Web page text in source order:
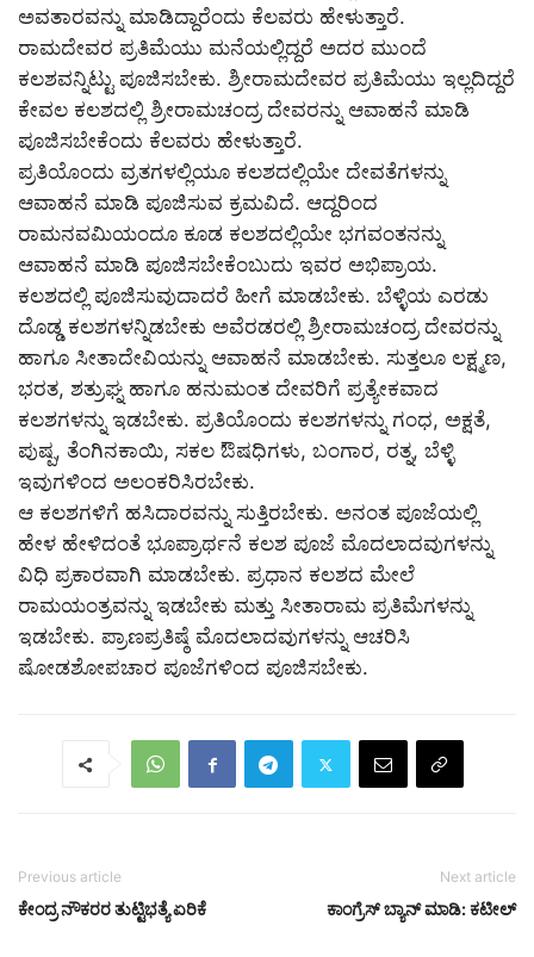
ಅವತಾರವನ್ನು ಮಾಡಿದ್ದಾರೆಂದು ಕೆಲವರು ಹೇಳುತ್ತಾರೆ.
ರಾಮದೇವರ ಪ್ರತಿಮೆಯು ಮನೆಯಲ್ಲಿದ್ದರೆ ಅದರ ಮುಂದೆ
ಕಲಶವನ್ನಿಟ್ಟು ಪೂಜಿಸಬೇಕು. ಶ್ರೀರಾಮದೇವರ ಪ್ರತಿಮೆಯು ಇಲ್ಲದಿದ್ದರೆ
ಕೇವಲ ಕಲಶದಲ್ಲಿ ಶ್ರೀರಾಮಚಂದ್ರ ದೇವರನ್ನು ಆವಾಹನೆ ಮಾಡಿ
ಪೂಜಿಸಬೇಕೆಂದು ಕೆಲವರು ಹೇಳುತ್ತಾರೆ.
ಪ್ರತಿಯೊಂದು ವ್ರತಗಳಲ್ಲಿಯೂ ಕಲಶದಲ್ಲಿಯೇ ದೇವತೆಗಳನ್ನು
ಆವಾಹನೆ ಮಾಡಿ ಪೂಜಿಸುವ ಕ್ರಮವಿದೆ. ಆದ್ದರಿಂದ
ರಾಮನವಮಿಯಂದೂ ಕೂಡ ಕಲಶದಲ್ಲಿಯೇ ಭಗವಂತನನ್ನು
ಆವಾಹನೆ ಮಾಡಿ ಪೂಜಿಸಬೇಕೆಂಬುದು ಇವರ ಅಭಿಪ್ರಾಯ.
ಕಲಶದಲ್ಲಿ ಪೂಜಿಸುವುದಾದರೆ ಹೀಗೆ ಮಾಡಬೇಕು. ಬೆಳ್ಳಿಯ ಎರಡು
ದೊಡ್ಡ ಕಲಶಗಳನ್ನಿಡಬೇಕು ಅವೆರಡರಲ್ಲಿ ಶ್ರೀರಾಮಚಂದ್ರ ದೇವರನ್ನು
ಹಾಗೂ ಸೀತಾದೇವಿಯನ್ನು ಆವಾಹನೆ ಮಾಡಬೇಕು. ಸುತ್ತಲೂ ಲಕ್ಷ್ಮಣ,
ಭರತ, ಶತ್ರುಘ್ನ ಹಾಗೂ ಹನುಮಂತ ದೇವರಿಗೆ ಪ್ರತ್ಯೇಕವಾದ
ಕಲಶಗಳನ್ನು ಇಡಬೇಕು. ಪ್ರತಿಯೊಂದು ಕಲಶಗಳನ್ನು ಗಂಧ, ಅಕ್ಷತೆ,
ಪುಷ್ಪ, ತೆಂಗಿನಕಾಯಿ, ಸಕಲ ಔಷಧಿಗಳು, ಬಂಗಾರ, ರತ್ನ, ಬೆಳ್ಳಿ
ಇವುಗಳಿಂದ ಅಲಂಕರಿಸಿರಬೇಕು.
ಆ ಕಲಶಗಳಿಗೆ ಹಸಿದಾರವನ್ನು ಸುತ್ತಿರಬೇಕು. ಅನಂತ ಪೂಜೆಯಲ್ಲಿ
ಹೇಳ ಹೇಳಿದಂತೆ ಭೂಪ್ರಾರ್ಥನೆ ಕಲಶ ಪೂಜೆ ಮೊದಲಾದವುಗಳನ್ನು
ವಿಧಿ ಪ್ರಕಾರವಾಗಿ ಮಾಡಬೇಕು. ಪ್ರಧಾನ ಕಲಶದ ಮೇಲೆ
ರಾಮಯಂತ್ರವನ್ನು ಇಡಬೇಕು ಮತ್ತು ಸೀತಾರಾಮ ಪ್ರತಿಮೆಗಳನ್ನು
ಇಡಬೇಕು. ಪ್ರಾಣಪ್ರತಿಷ್ಠೆ ಮೊದಲಾದವುಗಳನ್ನು ಆಚರಿಸಿ
ಷೋಡಶೋಪಚಾರ ಪೂಜೆಗಳಿಂದ ಪೂಜಿಸಬೇಕು.
Previous article
ಕೇಂದ್ರ ನೌಕರರ ತುಟ್ಟಿಭತ್ಯೆ ಏರಿಕೆ
Next article
ಕಾಂಗ್ರೆಸ್‌ ಬ್ಯಾನ್‌ ಮಾಡಿ: ಕಟೀಲ್‌